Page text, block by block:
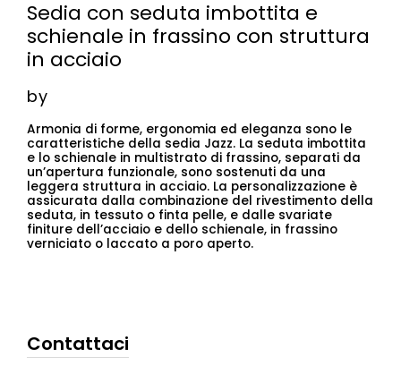
Sedia con seduta imbottita e
schienale in frassino con struttura
in acciaio
by
Armonia di forme, ergonomia ed eleganza sono le
caratteristiche della sedia Jazz. La seduta imbottita
e lo schienale in multistrato di frassino, separati da
un’apertura funzionale, sono sostenuti da una
leggera struttura in acciaio. La personalizzazione è
assicurata dalla combinazione del rivestimento della
seduta, in tessuto o finta pelle, e dalle svariate
finiture dell’acciaio e dello schienale, in frassino
verniciato o laccato a poro aperto.
Contattaci